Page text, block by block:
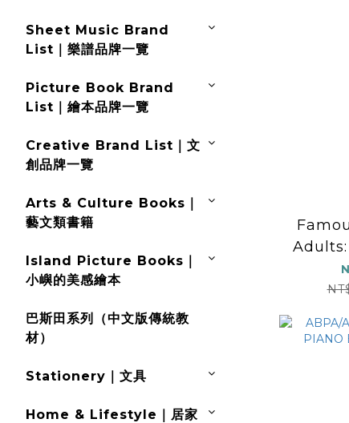
Sheet Music Brand
List｜樂譜品牌一覽
Picture Book Brand
List｜繪本品牌一覽
Creative Brand List｜文
創品牌一覽
Arts & Culture Books｜
藝文類書籍
Island Picture Books｜
小嶼的美感繪本
巴斯田系列（中文版傳統教
材）
Stationery｜文具
Home & Lifestyle｜居家
Adults: